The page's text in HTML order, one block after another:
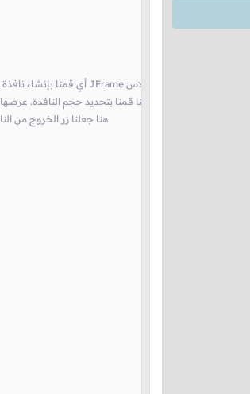
// أي قمنا بإنشاء نافذة مع وضع عنوان لها JFrame هنا أنشأنا كائن من الكلاس
// هنا قمنا بتحديد حجم النافذة. عرضها 520 و طولها 400
// هنا جعلنا زر الخروج من